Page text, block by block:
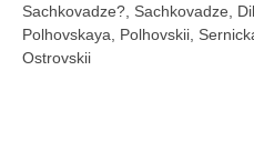
Sachkovadze?, Sachkovadze,
Polhovskaya, Polhovskii,
Ostrovskii